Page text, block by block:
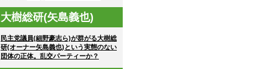
大樹総研(矢島義也)
民主党議員(細野豪志ら)が群がる大樹総
研(オーナー矢島義也)という実態のない
団体の正体。乱交パーティーか？